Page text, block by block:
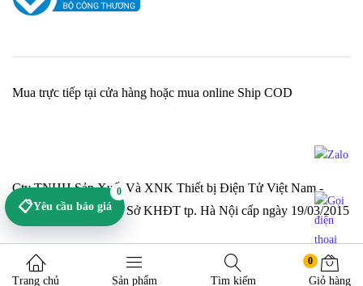
Cty TNHH Sản Xuất Và XNK Thiết bị Điện Tử Việt Nam -
MST 0106794874 do Sở KHĐT tp. Hà Nội cấp ngày 19/03/2015
Mua trực tiếp tại cửa hàng hoặc mua online Ship COD
📋Yêu cầu báo giá
0
Trang chủ Sản phẩm Tìm kiếm
0
Giỏ hàng